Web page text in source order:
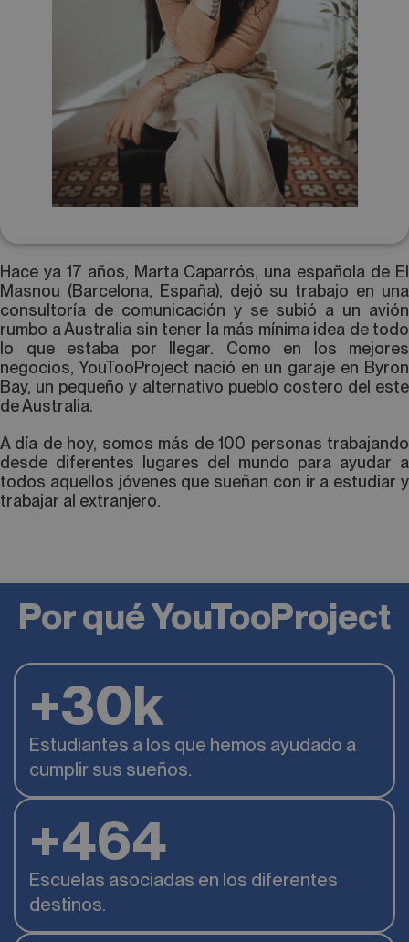
Hace ya 17 años, Marta Caparrós, una española de El
Masnou (Barcelona, España), dejó su trabajo en una
consultoría de comunicación y se subió a un avión
rumbo a Australia sin tener la más mínima idea de todo
lo que estaba por llegar. Como en los mejores
negocios, YouTooProject nació en un garaje en Byron
Bay, un pequeño y alternativo pueblo costero del este
de Australia.
A día de hoy, somos más de 100 personas trabajando
desde diferentes lugares del mundo para ayudar a
todos aquellos jóvenes que sueñan con ir a estudiar y
trabajar al extranjero.
Por qué YouTooProject
Estudiantes a los que hemos ayudado a
cumplir sus sueños.
+30k
Escuelas asociadas en los diferentes
destinos.
+688